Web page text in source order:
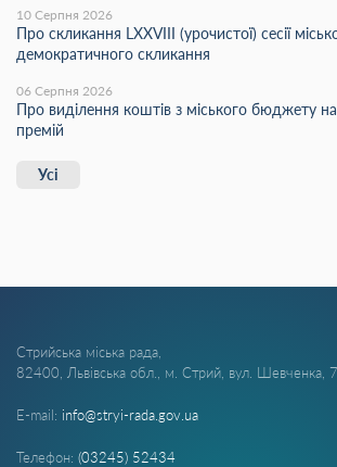
10 Серпня 2026
Про скликання LXХVIII (урочистої) сесії
демократичного скликання
06 Серпня 2026
Про виділення коштів з міського бюджету
премій
Усі
Стрийська міська рада,
82400, Львівська обл., м. Стрий, вул. Шевченка,
E-mail: info@stryi-rada.gov.ua
Телефон: (03245) 52434